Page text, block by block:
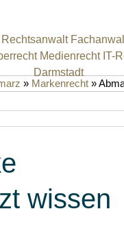
» Markenrecht »
wissen